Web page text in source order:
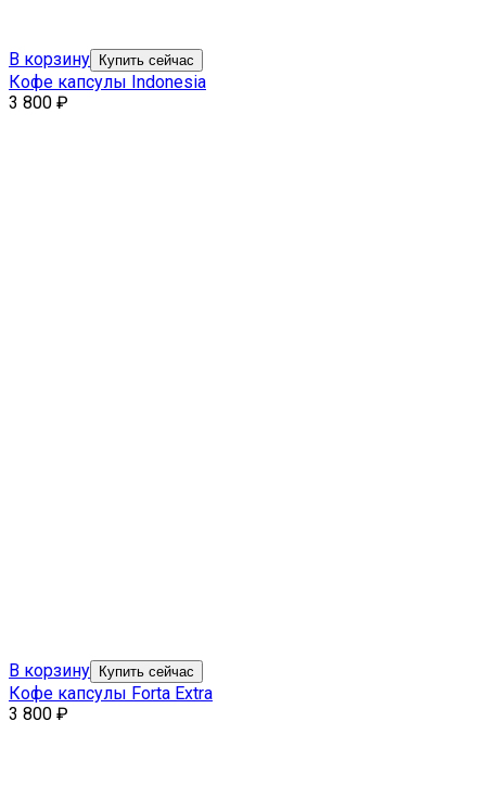
В корзину Купить сейчас
Кофе капсулы Indonesia
3 800 ₽
В корзину Купить сейчас
Кофе капсулы Forta Extra
3 800 ₽